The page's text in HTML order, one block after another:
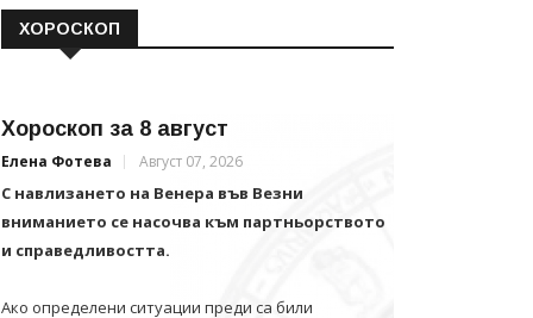
ХОРОСКОП
Хороскоп за 8 август
Елена Фотева Август 07, 2026
С навлизането на Венера във Везни
вниманието се насочва към партньорството
и справедливостта.
Ако определени ситуации преди са били